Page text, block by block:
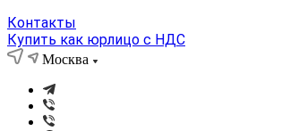
Контакты
Купить как юрлицо с НДС
Москва